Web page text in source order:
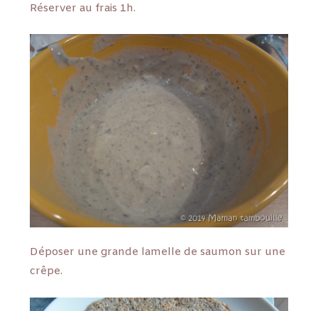
Réserver au frais 1h.
Déposer une grande lamelle de saumon sur une
crêpe.